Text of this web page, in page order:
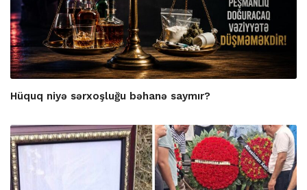
Hüquq niyə sərxoşluğu bəhanə saymır?